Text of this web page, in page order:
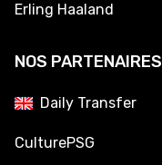
Erling Haaland
NOS PARTENAIRES
Daily Transfer
CulturePSG